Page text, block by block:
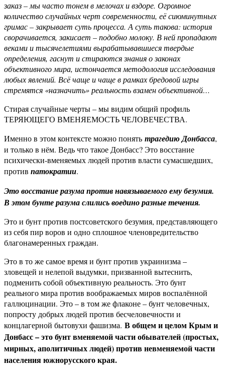
заказ – мы часто тонем в мелочах и вздоре. Огромное
количество случайных черт современности, её сиюминутных
гримас – закрывает суть процесса. А суть такова: история
сворачивается, закисает – подобно молоку. В ней пропадают
веками и тысячелетиями вырабатывавшиеся твердые
определения, гаснут и стираются знания о законах
объективного мира, истончается методология исследования
любых явлений. Всё чаще и чаще в рамках бредовой игры
стремятся «назначить» реальность взамен объективной…
Стирая случайные черты – мы видим общий профиль
ТЕРЯЮЩЕГО ВМЕНЯЕМОСТЬ ЧЕЛОВЕЧЕСТВА.
Именно в этом контексте можно понять трагедию Донбасса,
и только в нём. Ведь что такое Донбасс? Это восстание
психически-вменяемых людей против власти сумасшедших,
против патократии.
Это восстание разума против навязываемого ему безумия.
В этом бунте разума слились воедино разные течения.
Это и бунт против постсоветского безумия, представляющего
из себя пир воров и одно сплошное членовредительство
благонамеренных граждан.
Это в то же самое время и бунт против украинизма –
зловещей и нелепой выдумки, призванной вытеснить,
подменить собой объективную реальность. Это бунт
реального мира против воображаемых миров воспалённой
галлюцинации. Это – в том же флаконе – бунт человечных,
попросту добрых людей против бесчеловечности и
концлагерной бытовухи фашизма. В общем и целом Крым и
Донбасс – это бунт вменяемой части обывателей (простых,
мирных, аполитичных людей) против невменяемой части
населения южнорусского края.